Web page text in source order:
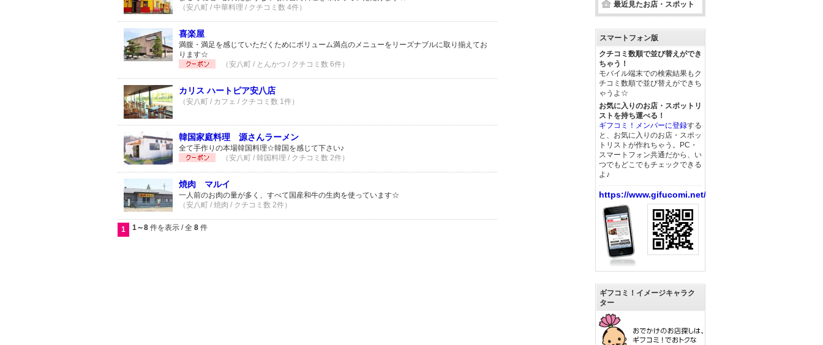
（安八町 / 中華料理 / クチコミ数 4件）
喜楽屋
満腹・満足を感じていただくためにボリューム満点のメニューをリーズナブルに取り揃えてお
ります☆
（安八町 / とんかつ / クチコミ数 6件）
カリス ハートピア安八店
（安八町 / カフェ / クチコミ数 1件）
韓国家庭料理 源さんラーメン
全て手作りの本場韓国料理☆韓国を感じて下さい♪
（安八町 / 韓国料理 / クチコミ数 2件）
焼肉 マルイ
一人前のお肉の量が多く、すべて国産和牛の生肉を使っています☆
（安八町 / 焼肉 / クチコミ数 2件）
1 1～8 件を表示 / 全 8 件
最近見たお店・スポット
スマートフォン版
クチコミ数順で並び替えができ
ちゃう！
モバイル端末での検索結果もク
チコミ数順で並び替えができち
ゃうよ☆
お気に入りのお店・スポットリ
ストを持ち運べる！
ギフコミ！メンバーに登録する
と、お気に入りのお店・スポッ
トリストが作れちゃう。PC・
スマートフォン共通だから、い
つでもどこでもチェックできる
よ♪
https://www.gifucomi.net/
ギフコミ！イメージキャラク
ター